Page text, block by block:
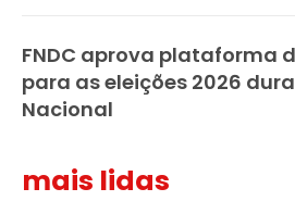
FNDC aprova plataforma
para as eleições 2026
Nacional
mais lidas